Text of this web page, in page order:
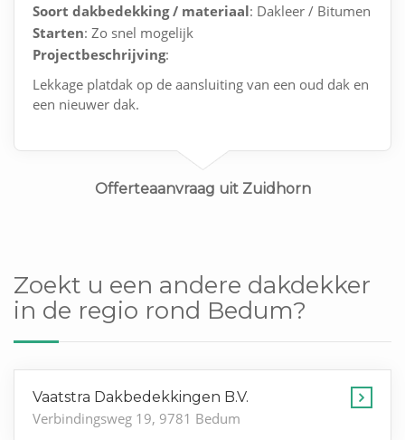
Soort dakbedekking / materiaal: Dakleer / Bitumen
Starten: Zo snel mogelijk
Projectbeschrijving:
Lekkage platdak op de aansluiting van een oud dak en
een nieuwer dak.
Offerteaanvraag uit Zuidhorn
Zoekt u een andere dakdekker
in de regio rond Bedum?
Vaatstra Dakbedekkingen B.V.
Verbindingsweg 19, 9781 Bedum